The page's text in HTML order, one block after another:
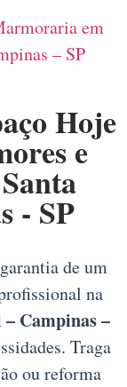
em
– SP
Hoje
e
- SP
de um
na
Campinas –
Traga
ou reforma